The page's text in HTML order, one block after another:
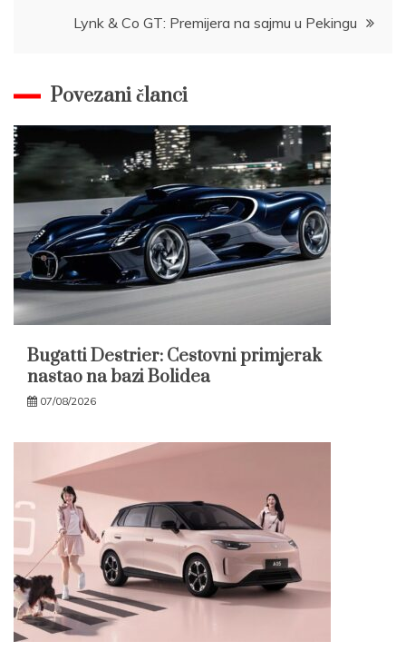
Lynk & Co GT: Premijera na sajmu u Pekingu
Povezani članci
Bugatti Destrier: Cestovni primjerak
nastao na bazi Bolidea
07/08/2026